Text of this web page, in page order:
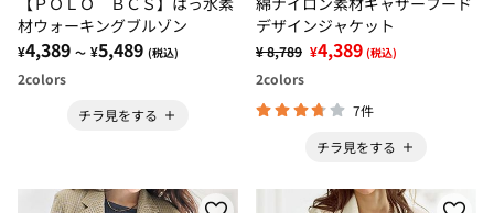
材ウォーキングブルゾン
¥4,389 ～ ¥5,489 (税込)
2colors
チラ見をする
デザインジャケット
¥ 8,789 ¥4,389 (税込)
2colors
7件
チラ見をする